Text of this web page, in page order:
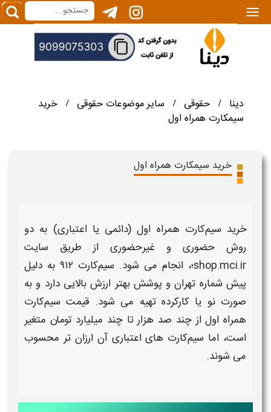
|||
دینا / حقوقی / سایر موضوعات حقوقی /
خرید
سیمکارت همراه اول
خرید سیمکارت همراه اول
خرید سیم‌کارت همراه اول(دائمی یا اعتباری) به دو
روش حضوری و غیرحضوری از طریق سایت
shop.mci.ir؛، انجام می‌ شود. سیم‌کارت ۹۱۲ به دلیل
پیش‌ شماره تهران و پوشش بهتر ارزش بالایی دارد و به
صورت نو یا کارکرده تهیه می‌ شود. قیمت سیم‌کارت
همراه اولاز چند صد هزار تا چند میلیارد تومان متغیر
است، اما سیم‌کارت‌ های اعتباری آن ارزان‌تر محسوب
می‌ شوند.